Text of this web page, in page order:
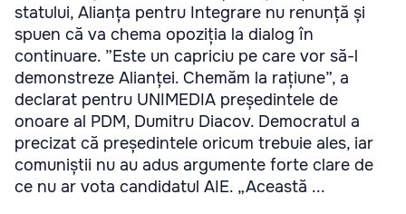
statului, Alianța pentru Integrare nu renunță și
spuen că va chema opoziția la dialog în
continuare. ”Este un capriciu pe care vor să-l
demonstreze Alianței. Chemăm la rațiune”, a
declarat pentru UNIMEDIA președintele de
onoare al PDM, Dumitru Diacov. Democratul a
precizat că președintele oricum trebuie ales, iar
comuniștii nu au adus argumente forte clare de
ce nu ar vota candidatul AIE. „Această ...